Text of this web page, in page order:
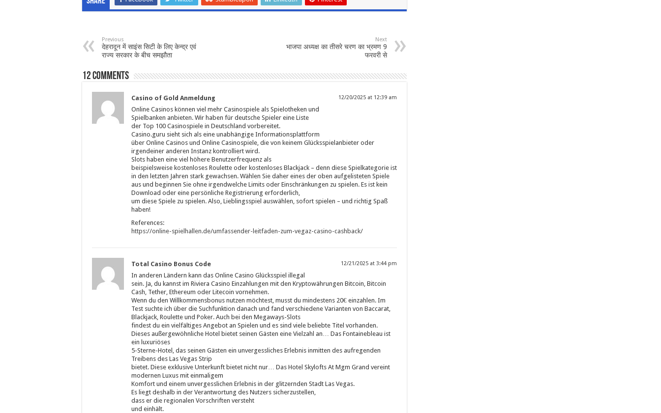
Previous
देहरादून में साइंस सिटी के लिए केन्द्र एवं
राज्य सरकार के बीच समझौता
Next
भाजपा अध्यक्ष का तीसरे चरण का भ्रमण 9
फरवरी से
12 comments
Casino of Gold Anmeldung 12/20/2025 at 12:39 am
Online Casinos können viel mehr Casinospiele als Spielotheken und
Spielbanken anbieten. Wir haben für deutsche Spieler eine Liste
der Top 100 Casinospiele in Deutschland vorbereitet.
Casino.guru sieht sich als eine unabhängige Informationsplattform
über Online Casinos und Online Casinospiele, die von keinem Glücksspielanbieter oder
irgendeiner anderen Instanz kontrolliert wird.
Slots haben eine viel höhere Benutzerfrequenz als
beispielsweise kostenloses Roulette oder kostenloses Blackjack – denn diese Spielkategorie ist
in den letzten Jahren stark gewachsen. Wählen Sie daher eines der oben aufgelisteten Spiele
aus und beginnen Sie ohne irgendwelche Limits oder Einschränkungen zu spielen. Es ist kein
Download oder eine persönliche Registrierung erforderlich,
um diese Spiele zu spielen. Also, Lieblingsspiel auswählen, sofort spielen – und richtig Spaß
haben!
References:
https://online-spielhallen.de/umfassender-leitfaden-zum-vegaz-casino-cashback/
Total Casino Bonus Code 12/21/2025 at 3:44 pm
In anderen Ländern kann das Online Casino Glücksspiel illegal
sein. Ja, du kannst im Riviera Casino Einzahlungen mit den Kryptowährungen Bitcoin, Bitcoin
Cash, Tether, Ethereum oder Litecoin vornehmen.
Wenn du den Willkommensbonus nutzen möchtest, musst du mindestens 20€ einzahlen. Im
Test suchte ich über die Suchfunktion danach und fand verschiedene Varianten von Baccarat,
Blackjack, Roulette und Poker. Auch bei den Megaways-Slots
findest du ein vielfältiges Angebot an Spielen und es sind viele beliebte Titel vorhanden.
Dieses außergewöhnliche Hotel bietet seinen Gästen eine Vielzahl an… Das Fontainebleau ist
ein luxuriöses
5-Sterne-Hotel, das seinen Gästen ein unvergessliches Erlebnis inmitten des aufregenden
Treibens des Las Vegas Strip
bietet. Diese exklusive Unterkunft bietet nicht nur… Das Hotel Skylofts At Mgm Grand vereint
modernen Luxus mit einmaligem
Komfort und einem unvergesslichen Erlebnis in der glitzernden Stadt Las Vegas.
Es liegt deshalb in der Verantwortung des Nutzers sicherzustellen,
dass er die regionalen Vorschriften versteht
und einhält.